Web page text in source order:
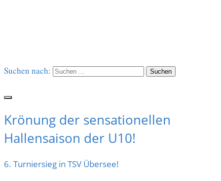
Suchen nach:
Krönung der sensationellen
Hallensaison der U10!
6. Turniersieg in TSV Übersee!